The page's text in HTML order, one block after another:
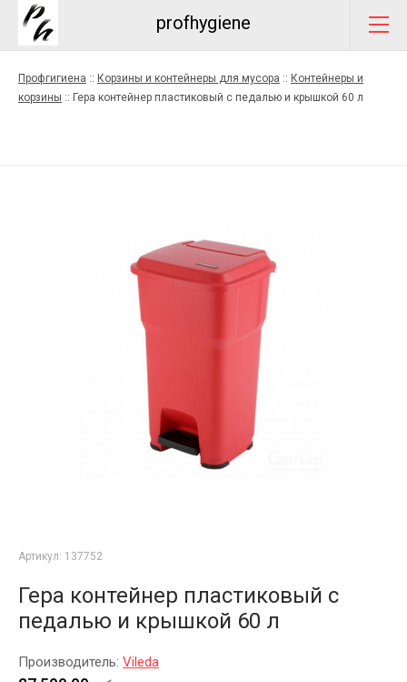
profhygiene
Профгигиена :: Корзины и контейнеры для мусора :: Контейнеры и
корзины :: Гера контейнер пластиковый с педалью и крышкой 60 л
Артикул: 137752
Гера контейнер пластиковый с
педалью и крышкой 60 л
Производитель: Vileda